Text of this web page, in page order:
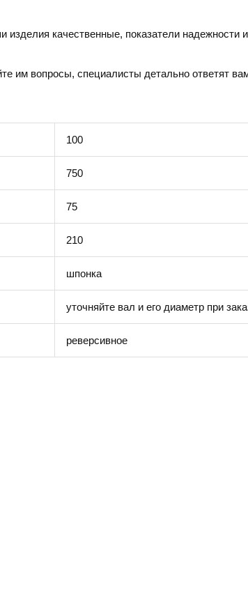
качественные, показатели надежности
им вопросы, специалисты детально ответят
100
750
75
210
шпонка
уточняйте вал и его диаметр при
реверсивное